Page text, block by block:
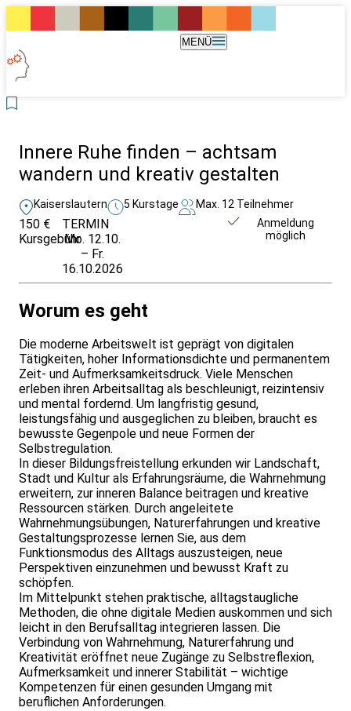
MENÜ
Innere Ruhe finden – achtsam
wandern und kreativ gestalten
Kaiserslautern 5 Kurstage Max. 12 Teilnehmer
150 €
Kursgebühr
TERMIN
Mo. 12.10.
– Fr.
16.10.2026
Anmeldung
möglich
Worum es geht
Die moderne Arbeitswelt ist geprägt von digitalen
Tätigkeiten, hoher Informationsdichte und permanentem
Zeit- und Aufmerksamkeitsdruck. Viele Menschen
erleben ihren Arbeitsalltag als beschleunigt, reizintensiv
und mental fordernd. Um langfristig gesund,
leistungsfähig und ausgeglichen zu bleiben, braucht es
bewusste Gegenpole und neue Formen der
Selbstregulation.
In dieser Bildungsfreistellung erkunden wir Landschaft,
Stadt und Kultur als Erfahrungsräume, die Wahrnehmung
erweitern, zur inneren Balance beitragen und kreative
Ressourcen stärken. Durch angeleitete
Wahrnehmungsübungen, Naturerfahrungen und kreative
Gestaltungsprozesse lernen Sie, aus dem
Funktionsmodus des Alltags auszusteigen, neue
Perspektiven einzunehmen und bewusst Kraft zu
schöpfen.
Im Mittelpunkt stehen praktische, alltagstaugliche
Methoden, die ohne digitale Medien auskommen und sich
leicht in den Berufsalltag integrieren lassen. Die
Verbindung von Wahrnehmung, Naturerfahrung und
Kreativität eröffnet neue Zugänge zu Selbstreflexion,
Aufmerksamkeit und innerer Stabilität – wichtige
Kompetenzen für einen gesunden Umgang mit
beruflichen Anforderungen.